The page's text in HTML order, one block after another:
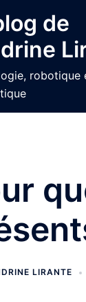
de
robotique
LIRANTE